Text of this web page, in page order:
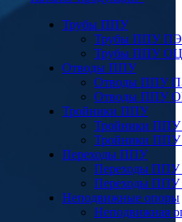
Трубы ППУ
Трубы ППУ ПЭ
Трубы ППУ ОЦ
Отводы ППУ
Отводы ППУ
Отводы ППУ
Тройники ППУ
Тройники
Тройники
Переходы ППУ
Переходы
Переходы
Неподвижные опоры
Неподвижная